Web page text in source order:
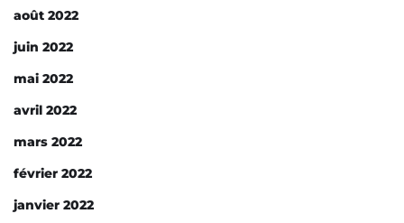
août 2022
juin 2022
mai 2022
avril 2022
mars 2022
février 2022
janvier 2022